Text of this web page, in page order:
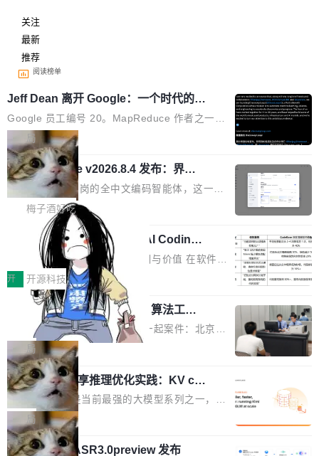
关注
最新
推荐
阅读榜单
Jeff Dean 离开 Google：一个时代的结
束，一个实验室的开始
Google 员工编号 20。MapReduce 作者之一。
Bigtable 作者之一。TensorFlow 的作者之一。
Gemini 的架构师。Google 首席科学家。 Jeff D
ean 在 Google 工作了 27 年后，宣布离职。 他
不是一个人走。一同离开的还有 Sanjay Ghema
wat（Google 员工编号 23，Jeff Dean 二十多
年的编程搭档，MapReduce 和 Bigtable 的共同
作者）、Quoc Le（Google 大脑核心成员，Se
q2Seq 和 DocAI 的共同发明人）以及 Oriol Vin
yals（Gemini 联合负责人，AlphaSta...
局
🔥 SolonCode v2026.8.4 发布：界面
字体可调、22 种语言、记忆搜索增强
打开终端就能上岗的全中文编码智能体，这一轮
把「看得清、用母语、记得住」三件事一次补
齐。 SolonCode 是什么 SolonCode 是杭州无
耳科技研发的企业级终端编码智能体——一位全
中文驱动的数字员工，自主理解需求、规划步
骤、编写代码。不挑模型、不挑平台，curl 一行
装完即用。 开源地址：Gitee · GitCode · GitHu
b 安装 支持 Java 8+（8~26）、macOS / Linu
x / Windows / Harmony PC。 # macOS / Linu
x / Harmony PC curl -fsSL https://solon.noea
r.org/solon...
梅子酒好吃
让“代码语义理解”深度释放AI Coding
价值潜能：华为云码道（CodeArts）
代码仓技术解析
一、代码仓深度理解技术的作用与价值 在软件工
程实践中，代码仓是企业核心知识资产的主要载
体。企业级代码仓库通常包含数十万乃至数百万
个文件，其规模远超单次模型调用可承载的上下
文窗口。随着项目规模的持续扩张与代码历史的
不断累积，代码仓中的模块关系、接口契约、业
务逻辑等关键信息往往分散于数十乃至数百个文
件之中，形成高度复杂的知识关联网络。传统的
代码检索手段（如关键词匹配、目录遍历）仅能
在语法层面完成文本定位，难以触及代码的语义
内涵与结构关联，导致开发者使用代码智能体在
理解大规模代码仓时面临显著"代码仓理解"瓶
开 开源科技
一条“删库”命令跑 17 小时，算法工程
师删光 89TB 数据只为干私活
最高人民检察院8月4日公布了一起案件：北京一
名90后算法工程师王某，为了给自己接的私活腾
服务器空间，删光了公司AI游戏部门的全部核心
数据。 王某2024年1月入职东城区某科技公司AI
短剧部门，有互联网大厂背景。在公司内部架构
调整期间，部门三次通知全员将数据从A集群迁
移到B集群，王某都回复了"收到"。 他没有迁移
数据。2024年9月3日下午4点，他使用此前登录
局
Cloudflare 分享推理优化实践：KV ca
che 量化 + 权重压缩，吞吐量提升 4
1%，成本降 30%
Kimi 和 GLM 是当前最强的大模型系列之一，但
它们有一个共同的问题：太吃显存了。月之暗面
的 Kimi K 系列和智谱的 GLM 都是长上下文、M
oE 架构的大模型，好用到让人上瘾，但 GPU 显
局
腾讯混元 Hy ASR3.0preview 发布